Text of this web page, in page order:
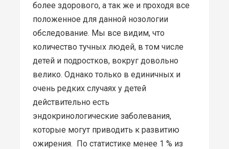
более здорового, а так же и проходя все
положенное для данной нозологии
обследование. Мы все видим, что
количество тучных людей, в том числе
детей и подростков, вокруг довольно
велико. Однако только в единичных и
очень редких случаях у детей
действительно есть
эндокринологические заболевания,
которые могут приводить к развитию
ожирения. По статистике менее 1 % из